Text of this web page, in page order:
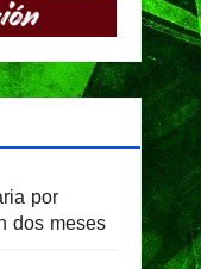
por
dos meses